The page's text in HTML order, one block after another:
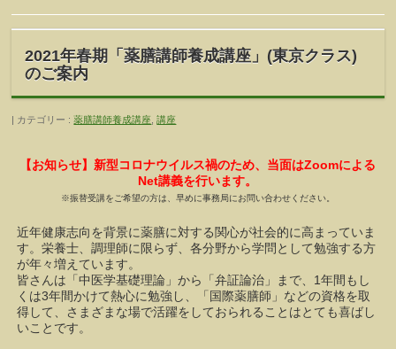
2021年春期「薬膳講師養成講座」(東京クラス)
のご案内
カテゴリー :薬膳講師養成講座 ,講座
【お知らせ】新型コロナウイルス禍のため、当面はZoomによる
Net講義を行います。
※振替受講をご希望の方は、早めに事務局にお問い合わせください。
近年健康志向を背景に薬膳に対する関心が社会的に高まっていま
す。栄養士、調理師に限らず、各分野から学問として勉強する方
が年々増えています。
皆さんは「中医学基礎理論」から「弁証論治」まで、1年間もし
くは3年間かけて熱心に勉強し、「国際薬膳師」などの資格を取
得して、さまざまな場で活躍をしておられることはとても喜ばし
いことです。